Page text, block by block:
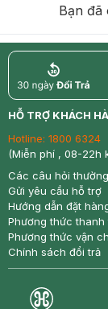
Bạn đã
return
HỖ TRỢ KHÁCH
Hotline: 1800 6324
(Miễn phí , 08-22h
Các câu hỏi
Gửi yêu cầu hỗ trợ
Hướng dẫn đặt
Phương thức thanh
Phương thức vận
Chính sách đổi trả